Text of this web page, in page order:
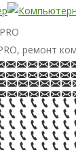
ремонт